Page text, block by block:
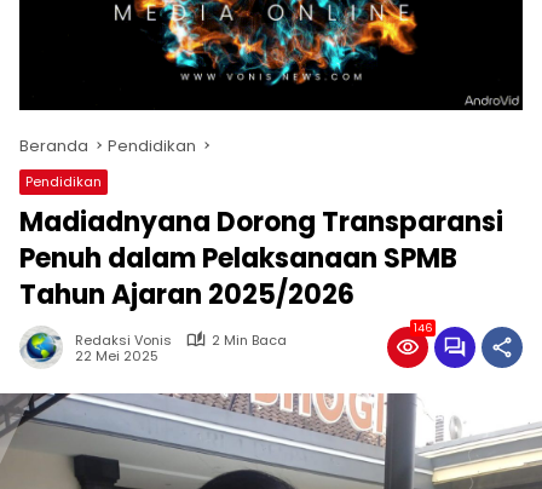
Beranda Pendidikan
Pendidikan
Madiadnyana Dorong Transparansi
Penuh dalam Pelaksanaan SPMB
Tahun Ajaran 2025/2026
Redaksi Vonis
2 Min Baca
22 Mei 2025
146